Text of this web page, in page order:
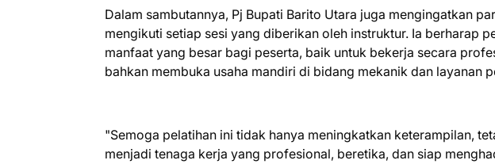
Dalam sambutannya, Pj Bupati Barito Utara juga mengingatkan
mengikuti setiap sesi yang diberikan oleh instruktur. Ia berharap
manfaat yang besar bagi peserta, baik untuk bekerja secara
bahkan membuka usaha mandiri di bidang mekanik dan layanan
"Semoga pelatihan ini tidak hanya meningkatkan keterampilan,
menjadi tenaga kerja yang profesional, beretika, dan siap